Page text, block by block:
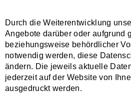
Durch die Weiterentwicklung
Angebote darüber oder aufgrund
beziehungsweise behördlicher
notwendig werden, diese
ändern. Die jeweils aktuelle
jederzeit auf der Website von
ausgedruckt werden.